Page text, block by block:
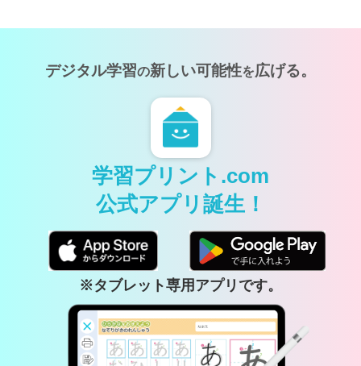
デジタル学習の新しい可能性を広げる。
学習プリント.com
公式アプリ誕生！
※タブレット専用アプリです。